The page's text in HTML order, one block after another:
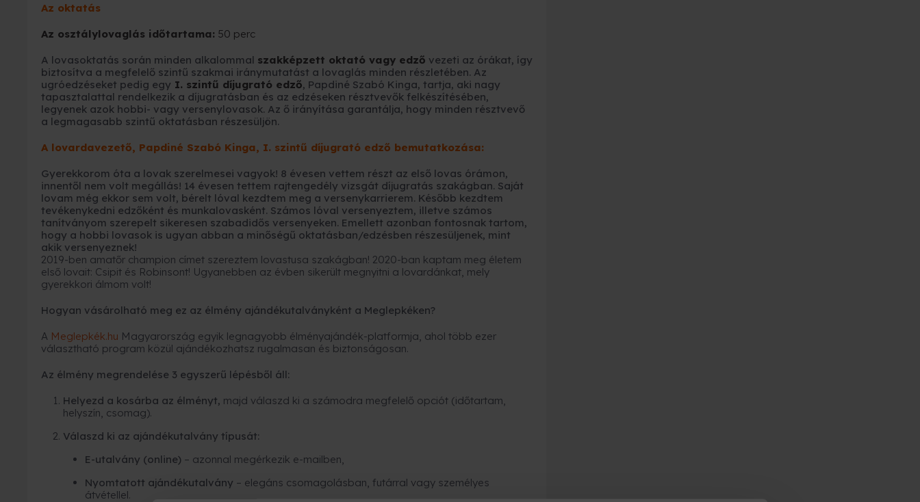
Az oktatás
Az osztálylovaglás időtartama: 50 perc
A lovasoktatás során minden alkalommal szakképzett oktató vagy edző vezeti az órákat, így
biztosítva a megfelelő szintű szakmai iránymutatást a lovaglás minden részletében. Az
ugróedzéseket pedig egy I. szintű díjugrató edző, Papdiné Szabó Kinga, tartja, aki nagy
tapasztalattal rendelkezik a díjugratásban és az edzéseken résztvevők felkészítésében,
legyenek azok hobbi- vagy versenylovasok. Az ő irányítása garantálja, hogy minden résztvevő
a legmagasabb szintű oktatásban részesüljön.
A lovardavezető, Papdiné Szabó Kinga, I. szintű díjugrató edző bemutatkozása:
Gyerekkorom óta a lovak szerelmesei vagyok! 8 évesen vettem részt az első lovas órámon,
innentől nem volt megállás! 14 évesen tettem rajtengedély vizsgát díjugratás szakágban. Saját
lovam még ekkor sem volt, bérelt lóval kezdtem meg a versenykarrierem. Később kezdtem
tevékenykedni edzőként és munkalovasként. Számos lóval versenyeztem, illetve számos
tanítványom szerepelt sikeresen szabadidős versenyeken. Emellett azonban fontosnak tartom,
hogy a hobbi lovasok is ugyan abban a minőségű oktatásban/edzésben részesüljenek, mint
akik versenyeznek!
2019-ben amatőr champion címet szereztem lovastusa szakágban! 2020-ban kaptam meg életem
első lovait: Csipit és Robinsont! Ugyanebben az évben sikerült megnyitni a lovardánkat, mely
gyerekkori álmom volt!
Hogyan vásárolható meg ez az élmény ajándékutalványként a Meglepkéken?
A Meglepkék.hu Magyarország egyik legnagyobb élményajándék-platformja, ahol több ezer
választható program közül ajándékozhatsz rugalmasan és biztonságosan.
Az élmény megrendelése 3 egyszerű lépésből áll:
Helyezd a kosárba az élményt, majd válaszd ki a számodra megfelelő opciót (időtartam,
helyszín, csomag).
Válaszd ki az ajándékutalvány típusát:
E-utalvány (online) – azonnal megérkezik e-mailben,
Nyomtatott ajándékutalvány – elegáns csomagolásban, futárral vagy személyes
átvétellel.